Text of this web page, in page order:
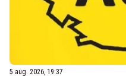
5 aug. 2026, 19:37